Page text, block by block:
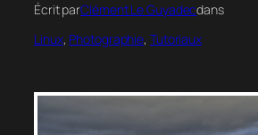
Écrit parClément Le Guyadecdans
Linux, Photographie, Tutoriaux